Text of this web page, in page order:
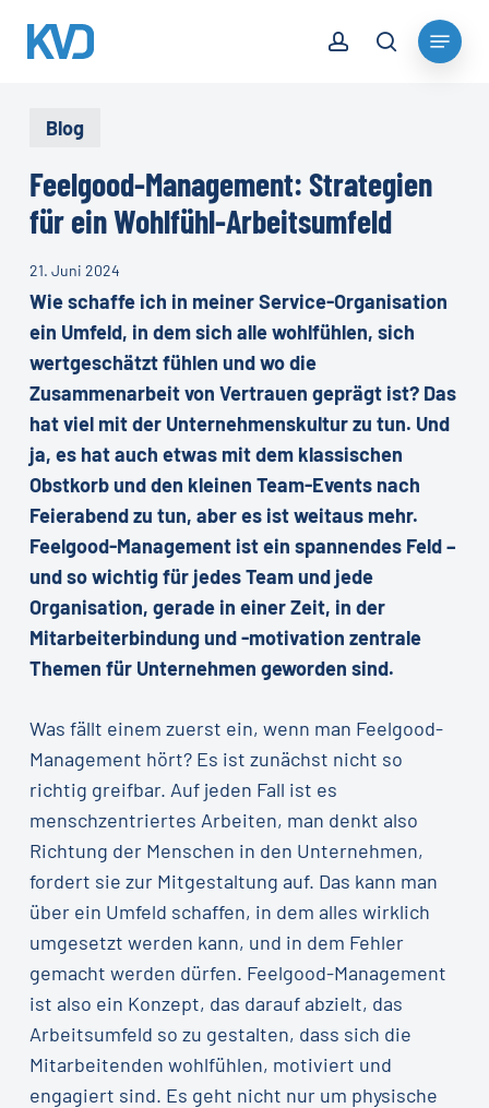
search
Menu
Blog
Feelgood-Management: Strategien
für ein Wohlfühl-Arbeitsumfeld
21. Juni 2024
Wie schaffe ich in meiner Service-Organisation
ein Umfeld, in dem sich alle wohlfühlen, sich
wertgeschätzt fühlen und wo die
Zusammenarbeit von Vertrauen geprägt ist? Das
hat viel mit der Unternehmenskultur zu tun. Und
ja, es hat auch etwas mit dem klassischen
Obstkorb und den kleinen Team-Events nach
Feierabend zu tun, aber es ist weitaus mehr.
Feelgood-Management ist ein spannendes Feld –
und so wichtig für jedes Team und jede
Organisation, gerade in einer Zeit, in der
Mitarbeiterbindung und -motivation zentrale
Themen für Unternehmen geworden sind.
Was fällt einem zuerst ein, wenn man Feelgood-
Management hört? Es ist zunächst nicht so
richtig greifbar. Auf jeden Fall ist es
menschzentriertes Arbeiten, man denkt also
Richtung der Menschen in den Unternehmen,
fordert sie zur Mitgestaltung auf. Das kann man
über ein Umfeld schaffen, in dem alles wirklich
umgesetzt werden kann, und in dem Fehler
gemacht werden dürfen. Feelgood-Management
ist also ein Konzept, das darauf abzielt, das
Arbeitsumfeld so zu gestalten, dass sich die
Mitarbeitenden wohlfühlen, motiviert und
engagiert sind. Es geht nicht nur um physische
Close